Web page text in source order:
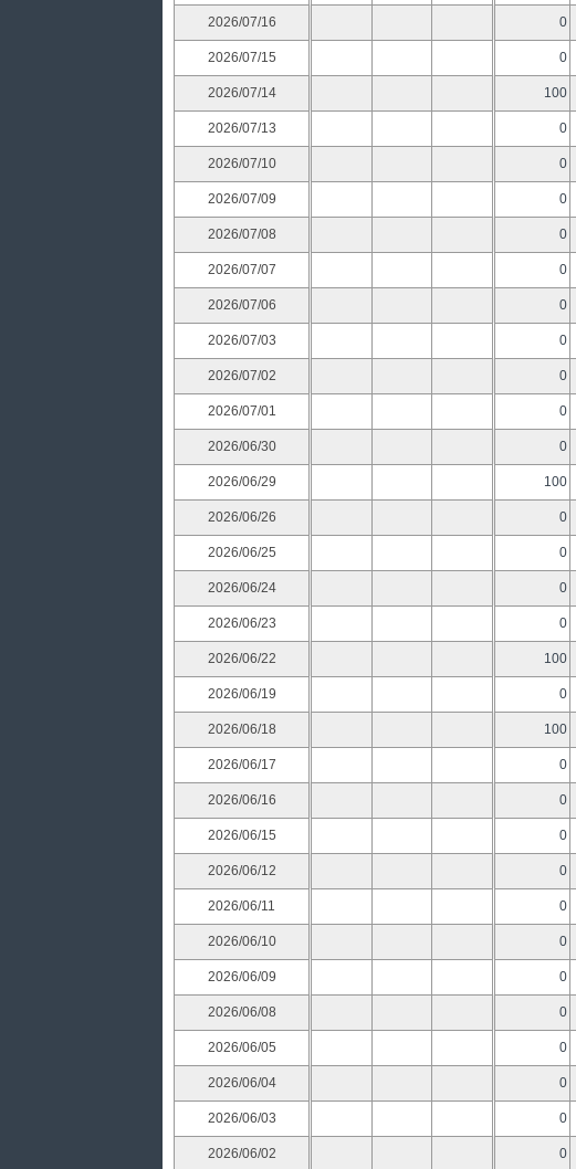
2026/07/16 0
2026/07/15 0
2026/07/14 100
2026/07/13 0
2026/07/10 0
2026/07/09 0
2026/07/08 0
2026/07/07 0
2026/07/06 0
2026/07/03 0
2026/07/02 0
2026/07/01 0
2026/06/30 0
2026/06/29 100
2026/06/26 0
2026/06/25 0
2026/06/24 0
2026/06/23 0
2026/06/22 100
2026/06/19 0
2026/06/18 100
2026/06/17 0
2026/06/16 0
2026/06/15 0
2026/06/12 0
2026/06/11 0
2026/06/10 0
2026/06/09 0
2026/06/08 0
2026/06/05 0
2026/06/04 0
2026/06/03 0
2026/06/02 0